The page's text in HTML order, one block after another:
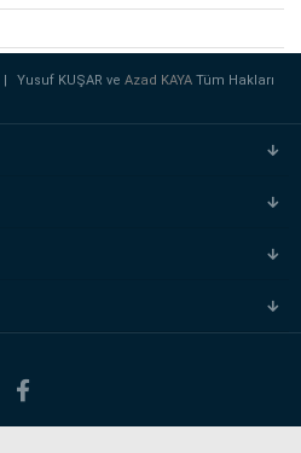
| Yusuf KUŞAR veAzad KAYATüm Hakları